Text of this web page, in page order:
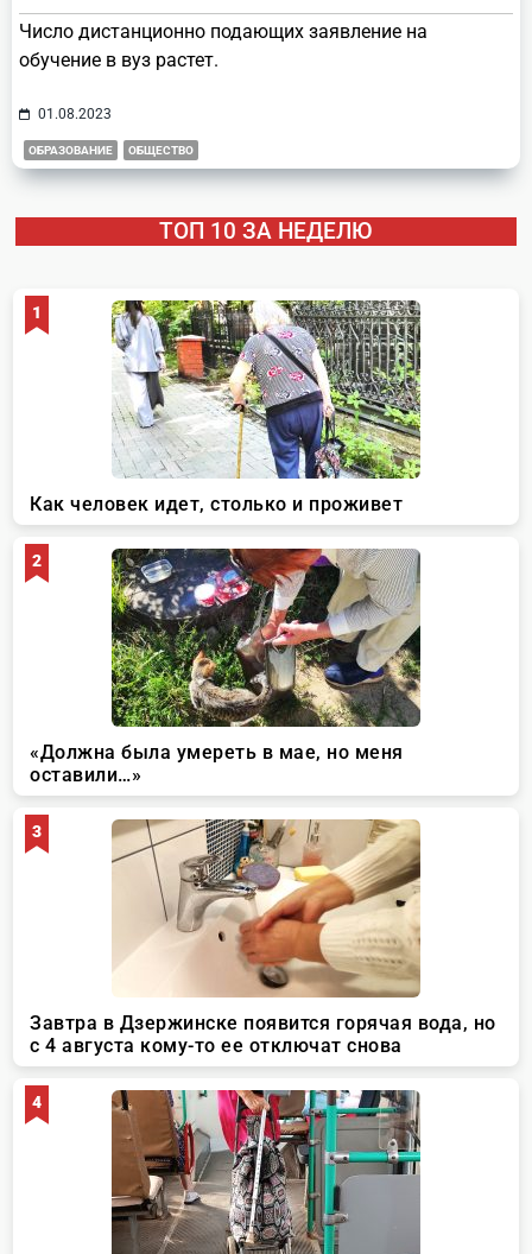
Число дистанционно подающих заявление на
обучение в вуз растет.
01.08.2023
ОБРАЗОВАНИЕ ОБЩЕСТВО
ТОП 10 ЗА НЕДЕЛЮ